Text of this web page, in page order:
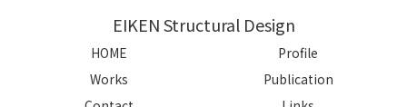
EIKEN Structural Design
HOME
Profile
Works
Publication